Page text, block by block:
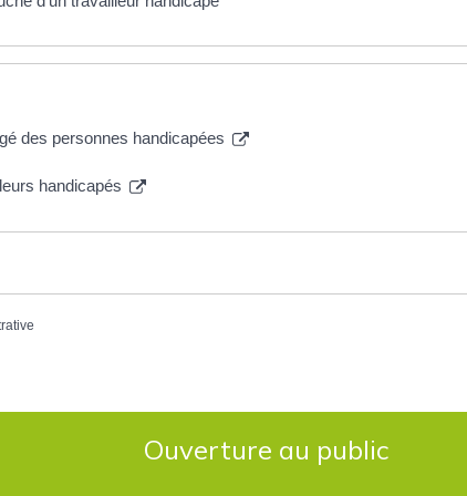
des personnes handicapées
handicapés
Ouverture au public